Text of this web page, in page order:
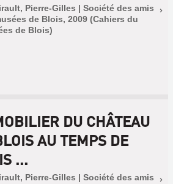
Pierre-Gilles | Société des amis
de Blois, 2009 (Cahiers du
de Blois)
DU CHÂTEAU
AU TEMPS DE
...
Pierre-Gilles | Société des amis